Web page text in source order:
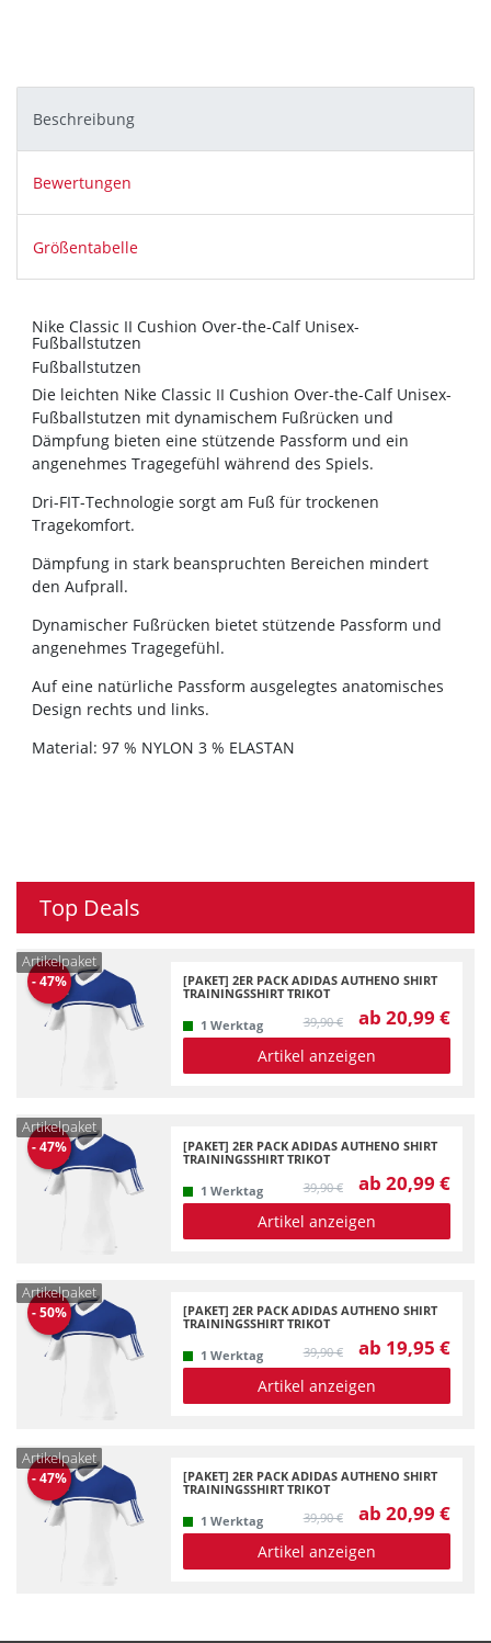
Beschreibung
Bewertungen
Größentabelle
Nike Classic II Cushion Over-the-Calf Unisex-
Fußballstutzen
Fußballstutzen
Die leichten Nike Classic II Cushion Over-the-Calf Unisex-
Fußballstutzen mit dynamischem Fußrücken und
Dämpfung bieten eine stützende Passform und ein
angenehmes Tragegefühl während des Spiels.
Dri-FIT-Technologie sorgt am Fuß für trockenen
Tragekomfort.
Dämpfung in stark beanspruchten Bereichen mindert
den Aufprall.
Dynamischer Fußrücken bietet stützende Passform und
angenehmes Tragegefühl.
Auf eine natürliche Passform ausgelegtes anatomisches
Design rechts und links.
Material: 97 % NYLON 3 % ELASTAN
Top Deals
-47%
Artikelpaket
[PAKET] 2ER PACK ADIDAS AUTHENO SHIRT
TRAININGSSHIRT TRIKOT
1 Werktag 39,90 € ab 20,99 €
Artikel anzeigen
-47%
Artikelpaket
[PAKET] 2ER PACK ADIDAS AUTHENO SHIRT
TRAININGSSHIRT TRIKOT
1 Werktag 39,90 € ab 20,99 €
Artikel anzeigen
-50%
Artikelpaket
[PAKET] 2ER PACK ADIDAS AUTHENO SHIRT
TRAININGSSHIRT TRIKOT
1 Werktag 39,90 € ab 19,95 €
Artikel anzeigen
-47%
Artikelpaket
[PAKET] 2ER PACK ADIDAS AUTHENO SHIRT
TRAININGSSHIRT TRIKOT
1 Werktag 39,90 € ab 20,99 €
Artikel anzeigen